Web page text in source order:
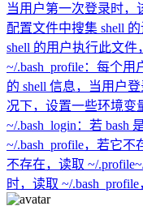
当用户第一次登录时，
配置文件中搜集 shell 的
shell 的用户执行此文件
~/.bash_profile：每个
的 shell 信息，当用户
况下，设置一些环境变
~/.bash_login：若 bash
~/.bash_profile，若它
不存在，读取 ~/
时，读取 ~/